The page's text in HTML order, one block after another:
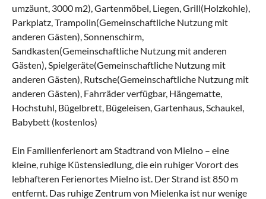
umzäunt, 3000 m2), Gartenmöbel, Liegen, Grill(Holzkohle),
Parkplatz, Trampolin(Gemeinschaftliche Nutzung mit
anderen Gästen), Sonnenschirm,
Sandkasten(Gemeinschaftliche Nutzung mit anderen
Gästen), Spielgeräte(Gemeinschaftliche Nutzung mit
anderen Gästen), Rutsche(Gemeinschaftliche Nutzung mit
anderen Gästen), Fahrräder verfügbar, Hängematte,
Hochstuhl, Bügelbrett, Bügeleisen, Gartenhaus, Schaukel,
Babybett (kostenlos)
Ein Familienferienort am Stadtrand von Mielno – eine
kleine, ruhige Küstensiedlung, die ein ruhiger Vorort des
lebhafteren Ferienortes Mielno ist. Der Strand ist 850 m
entfernt. Das ruhige Zentrum von Mielenka ist nur wenige